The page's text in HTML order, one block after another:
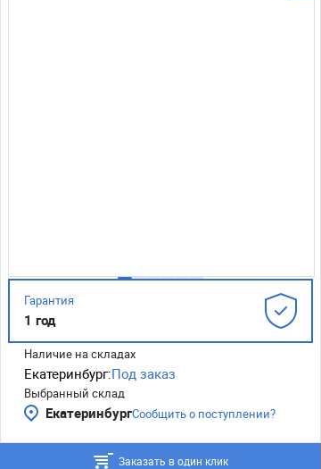
Гарантия
1 год
Наличие на складах
Екатеринбург:Под заказ
Выбранный склад
ЕкатеринбургСообщить о поступлении?
Заказать в один клик